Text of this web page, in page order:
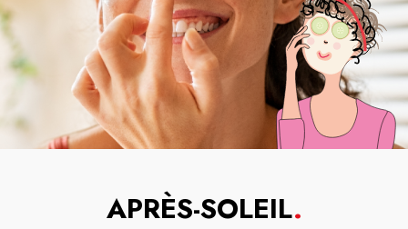
APRÈS-SOLEIL.